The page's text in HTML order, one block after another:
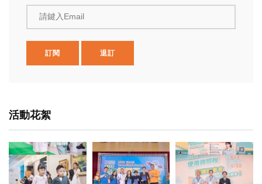
請鍵入Email
訂閱 退訂
活動花絮